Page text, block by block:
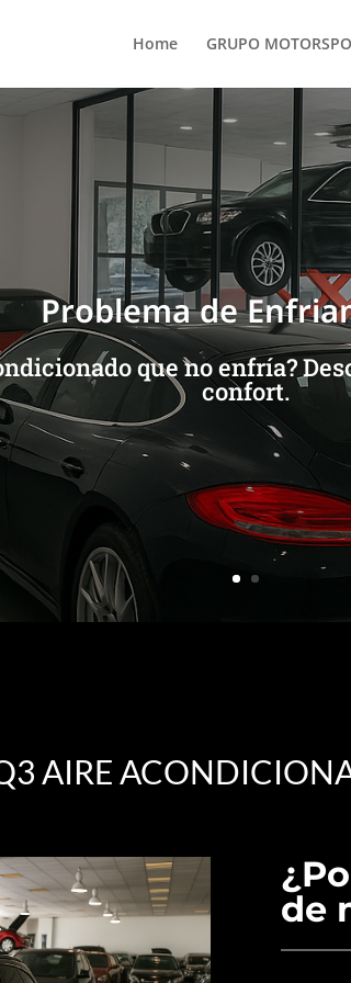
Home GRUPO
Problema de
que no enfría?
confort.
AIRE
de